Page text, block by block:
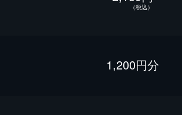
（税込）
1,200円分